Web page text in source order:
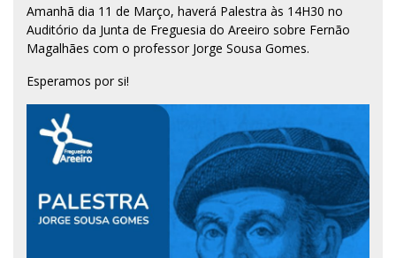
Amanhã dia 11 de Março, haverá Palestra às 14H30 no
Auditório da Junta de Freguesia do Areeiro sobre Fernão
Magalhães com o professor Jorge Sousa Gomes.
Esperamos por si!